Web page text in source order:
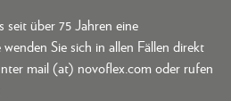
seit über 75 Jahren eine
Sie sich in allen Fällen direkt
mail (at) novoflex.com oder rufen